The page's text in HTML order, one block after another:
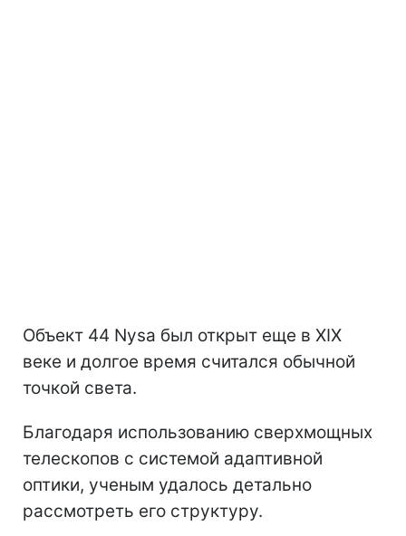
Объект 44 Nysa был открыт еще в XIX
веке и долгое время считался обычной
точкой света.
Благодаря использованию сверхмощных
телескопов с системой адаптивной
оптики, ученым удалось детально
рассмотреть его структуру.